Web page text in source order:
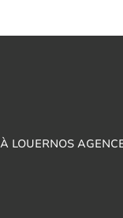
À LOUERNOS